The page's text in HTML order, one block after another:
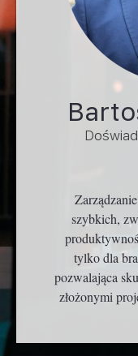
szybkich,
tylko dla
pozwalająca
złożonymi